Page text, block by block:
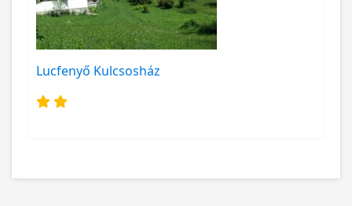
Lucfenyő Kulcsosház